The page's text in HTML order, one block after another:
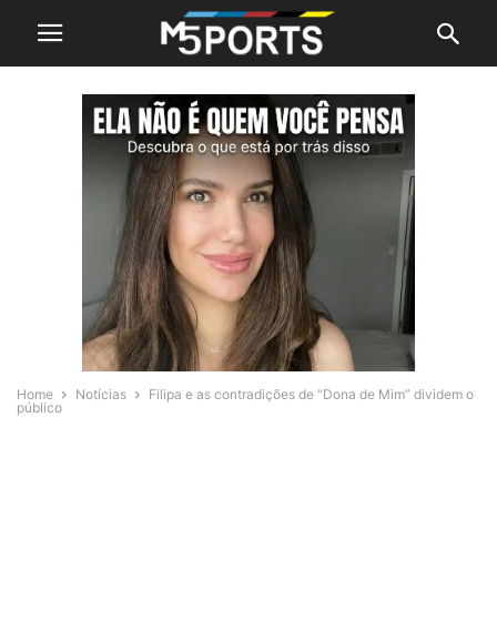
Home Notícias
Filipa e as contradições de “Dona de Mim” dividem o
público